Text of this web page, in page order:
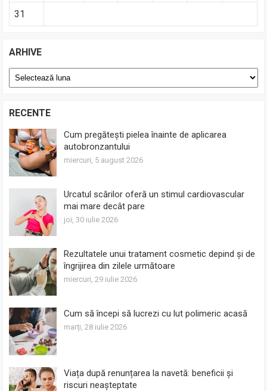
31
ARHIVE
Arhive
RECENTE
Cum pregătești pielea înainte de aplicarea
autobronzantului
miercuri, 5 august 2026
Urcatul scărilor oferă un stimul cardiovascular
mai mare decât pare
joi, 30 iulie 2026
Rezultatele unui tratament cosmetic depind și de
îngrijirea din zilele următoare
miercuri, 29 iulie 2026
Cum să începi să lucrezi cu lut polimeric acasă
marți, 28 iulie 2026
Viața după renunțarea la navetă: beneficii și
riscuri neașteptate